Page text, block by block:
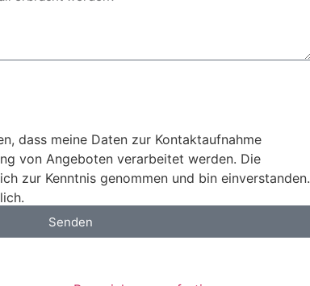
dass meine Daten zur Kontaktaufnahme
von Angeboten verarbeitet werden. Die
zur Kenntnis genommen und bin einverstanden.
Senden